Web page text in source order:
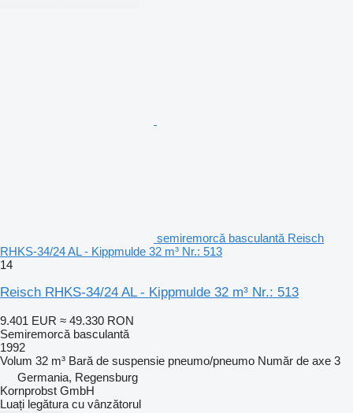
semiremorcă basculantă Reisch
RHKS-34/24 AL - Kippmulde 32 m³ Nr.: 513
14
Reisch RHKS-34/24 AL - Kippmulde 32 m³ Nr.: 513
9.401 EUR ≈ 49.330 RON
Semiremorcă basculantă
1992
Volum 32 m³ Bară de suspensie pneumo/pneumo Număr de axe 3
Germania, Regensburg
Kornprobst GmbH
Luați legătura cu vânzătorul